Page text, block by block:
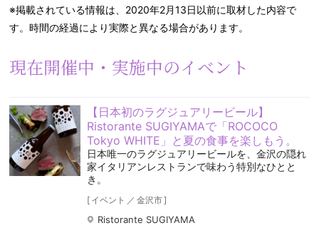
※掲載されている情報は、2020年2月13日以前に取材した内容で
す。時間の経過により実際と異なる場合があります。
現在開催中・実施中のイベント
【日本初のラグジュアリービール】
Ristorante SUGIYAMAで「ROCOCO
Tokyo WHITE」と夏の食事を楽しもう。
日本唯一のラグジュアリービールを、金沢の隠れ
家イタリアンレストランで味わう特別なひとと
き。
[ イベント ／ 金沢市]
Ristorante SUGIYAMA